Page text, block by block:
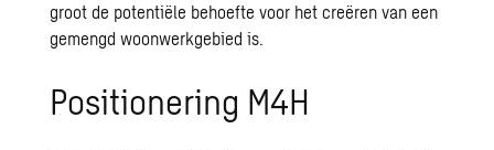
groot de potentiële behoefte voor het creëren van een
gemengd woonwerkgebied is.
Positionering M4H